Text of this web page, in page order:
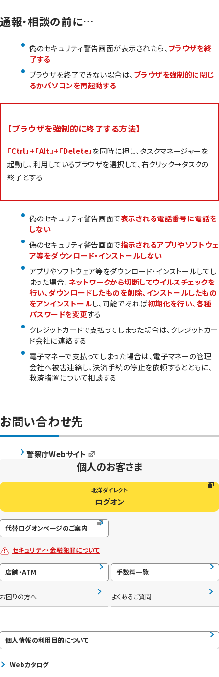
通報・相談の前に…
偽のセキュリティ警告画面が表示されたら、 ブラウザを終
了する
ブラウザを終了できない場合は、 ブラウザを強制的に閉じ
るかパソコンを再起動する
【ブラウザを強制的に終了する方法】
「Ctrl」+「Alt」+「Delete」を同時に押し、タスクマネージャーを
起動し、利用しているブラウザを選択して、右クリック→タスクの
終了とする
偽のセキュリティ警告画面で表示される電話番号に電話を
しない
偽のセキュリティ警告画面で指示されるアプリやソフトウェ
ア等をダウンロード・インストールしない
アプリやソフトウェア等をダウンロード・インストールしてし
まった場合、 ネットワークから切断してウイルスチェックを
行い、ダウンロードしたものを削除、インストールしたもの
をアンインストールし、可能であれば初期化を行い、各種
パスワードを変更する
クレジットカードで支払ってしまった場合は、クレジットカー
ド会社に連絡する
電子マネーで支払ってしまった場合は、電子マネーの管理
会社へ被害連絡し、決済手続の停止を依頼するとともに、
救済措置について相談する
お問い合わせ先
警察庁Webサイト
個人のお客さま
北洋ダイレクト
ログオン
代替ログオンページのご案内
セキュリティ・金融犯罪について
店舗・ATM 手数料一覧
お困りの方へ よくあるご質問
個人情報の利用目的について
Webカタログ